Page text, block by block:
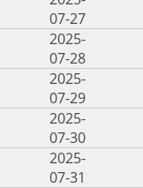
07-27
2025-
07-28
2025-
07-29
2025-
07-30
2025-
07-31